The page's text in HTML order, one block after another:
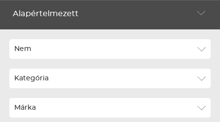
KIEGÉSZÍTŐ
Alapértelmezett
Alapértelmezett
Legújabbak
Ár szerint növekvő
Nem
Kategória
Márka